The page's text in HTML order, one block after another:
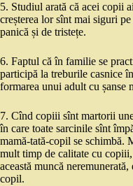
5. Studiul arată că acei copii
creșterea lor sînt mai siguri
panică și de tristețe.
6. Faptul că în familie se
participă la treburile casnice
formarea unui adult cu șanse
7. Cînd copiii sînt martorii
în care toate sarcinile sînt
mamă-tată-copil se schimbă.
mult timp de calitate cu
această muncă
copil.